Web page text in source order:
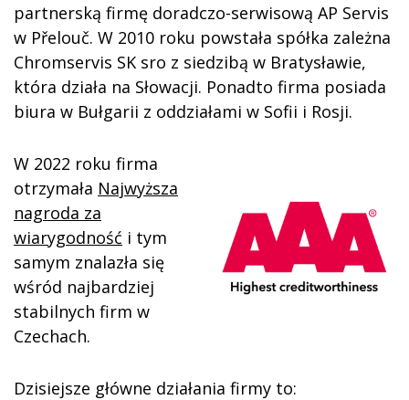
partnerską firmę doradczo-serwisową AP Servis
w Přelouč. W 2010 roku powstała spółka zależna
Chromservis SK sro z siedzibą w Bratysławie,
która działa na Słowacji. Ponadto firma posiada
biura w Bułgarii z oddziałami w Sofii i Rosji.
W 2022 roku firma
otrzymała Najwyższa
nagroda za
wiarygodność i tym
samym znalazła się
wśród najbardziej
stabilnych firm w
Czechach.
Dzisiejsze główne działania firmy to: